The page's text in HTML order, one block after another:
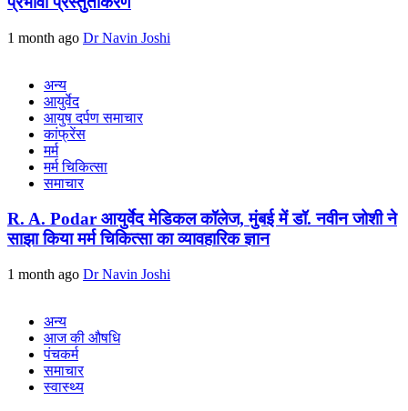
1 month ago Dr Navin Joshi
अन्य
आयुर्वेद
आयुष दर्पण समाचार
कांफ्रेंस
मर्म
मर्म चिकित्सा
समाचार
R. A. Podar आयुर्वेद मेडिकल कॉलेज, मुंबई में डॉ. नवीन जोशी ने
साझा किया मर्म चिकित्सा का व्यावहारिक ज्ञान
1 month ago Dr Navin Joshi
अन्य
आज की औषधि
पंचकर्म
समाचार
स्वास्थ्य